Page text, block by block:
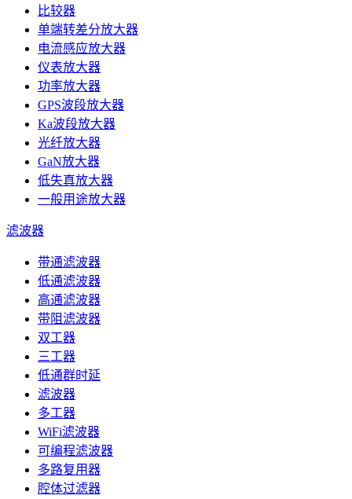
比较器
单端转差分放大器
电流感应放大器
仪表放大器
功率放大器
GPS波段放大器
Ka波段放大器
光纤放大器
GaN放大器
低失真放大器
一般用途放大器
滤波器
带通滤波器
低通滤波器
高通滤波器
带阻滤波器
双工器
三工器
低通群时延
滤波器
多工器
WiFi滤波器
可编程滤波器
多路复用器
腔体过滤器